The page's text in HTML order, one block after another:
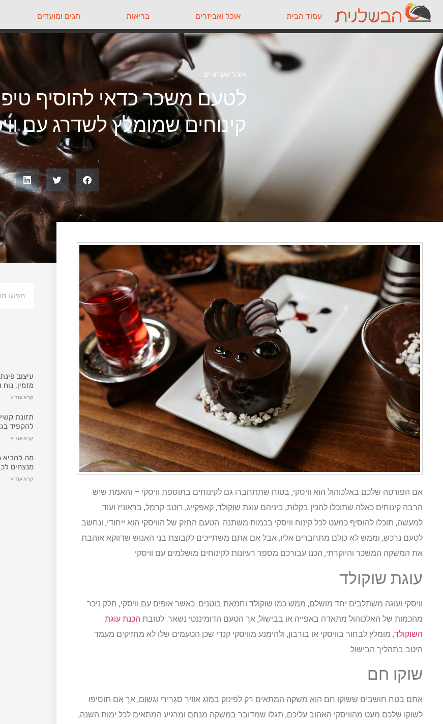
עמוד הבית אוכל ואביזרים בריאות חגים ומועדים
אוכל ואביזרים
קינוחים שמומלץ לשדרג עם
אם הפורטה שלכם באלכוהול הוא וויסקי, בטוח שתתחברו גם לקינוחים בתוספת וויסקי – והאמת שיש
הרבה קינוחים כאלה שתוכלו להכין בקלות, ביניהם עוגת שוקולד, קאפקייג, רוטב קרמל, בראוניז ועוד.
למעשה, תוכלו להוסיף כמעט לכל קינוח וויסקי בכמות משתנה. הטעם החזק של הוויסקי הוא ייחודי, ונחשב
לטעם נרכש, וממש לא כולם מתחברים אליו, אבל אם אתם משתייכים לקבוצת בני האנוש שדווקא אוהבת
את המשקה המשכר והיוקרתי, הכנו עבורכם מספר רעיונות לקינוחים מושלמים עם וויסקי.
עוגת שוקולד
וויסקי ועוגה משתלבים יחד מושלם, ממש כמו שוקולד וחמאת בוטנים. כאשר אופים עם וויסקי, חלק ניכר
מהכמות של האלכוהול מתאדה באפייה או בבישול, אך הטעם הדומיננטי נשאר. לטובת הכנת עוגת
השוקולד, מומלץ לבחור בוויסקי או בורבון, ולהימנע מוויסקי קנדי שכן הטעמים שלו לא מחזיקים מעמד
היטב בתהליך הבישול.
שוקו חם
אתם בטח חושבים ששוקו חם הוא משקה המתאים רק לפינוק במזג אוויר סגרירי וגשום, אך אם תוסיפו
לשוקו שלכם מעט מהוויסקי האהוב עליכם, תגלו שמדובר במשקה מנחם ומרגיע המתאים לכל ימות השנה,
עיצוב
מזמין, נוח
קרא עוד »
תזונת
להקפיד
קרא עוד »
מה להביא
מנצחים
קרא עוד »